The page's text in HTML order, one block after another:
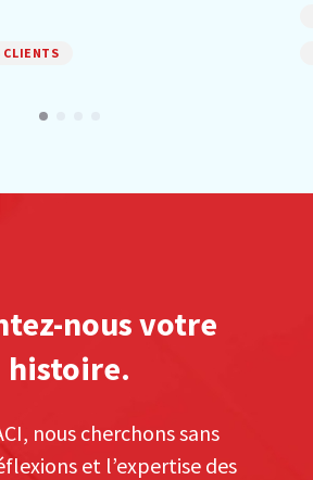
CLIENTS
nous votre
histoire.
nous cherchons sans
et l’expertise des